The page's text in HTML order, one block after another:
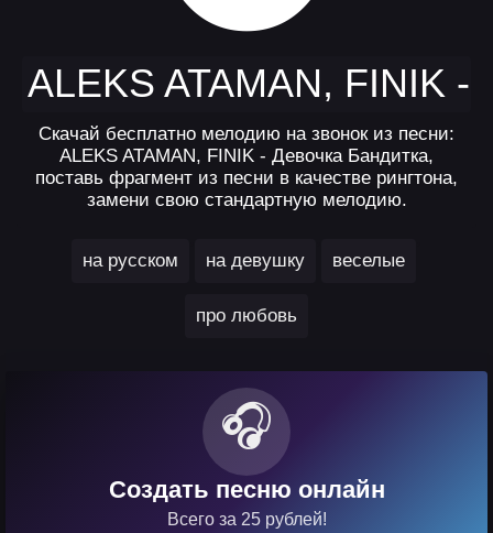
ALEKS ATAMAN,
Скачай бесплатно мелодию на звонок из песни:
ALEKS ATAMAN, FINIK - Девочка Бандитка,
поставь фрагмент из песни в качестве рингтона,
замени свою стандартную мелодию.
на русском
на девушку
веселые
про любовь
🎧
Создать песню онлайн
Всего за 25 рублей!